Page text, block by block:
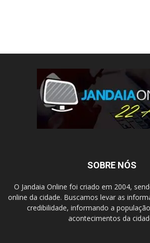
SOBRE NÓS
O Jandaia Online foi criado em 2004,
online da cidade. Buscamos levar as
credibilidade, informando a
acontecimentos da